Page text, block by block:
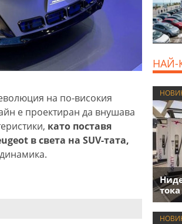
на по-високия
е проектиран да внушава
като поставя
в света на SUV-тата,
НАЙ-